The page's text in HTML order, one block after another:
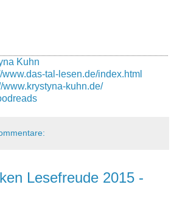
Kuhn
www.das-tal-lesen.de/index.html
www.krystyna-kuhn.de/
Lesefreude 2015 -